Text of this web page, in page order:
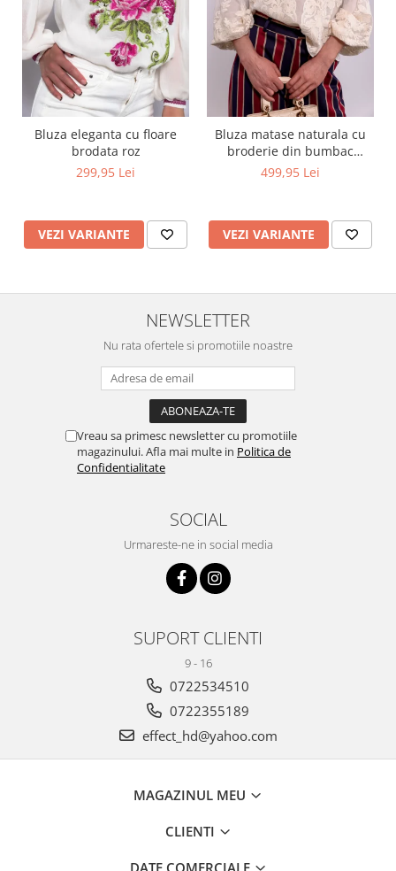
Bluza eleganta cu floare
brodata roz
299,95 Lei
VEZI VARIANTE
Bluza matase naturala cu
broderie din bumbac
captusita cu vascoza 100%
499,95 Lei
VEZI VARIANTE
NEWSLETTER
Nu rata ofertele si promotiile noastre
Vreau sa primesc newsletter cu promotiile
magazinului. Afla mai multe in Politica de
Confidentialitate
SOCIAL
Urmareste-ne in social media
SUPORT CLIENTI
9 - 16
0722534510
0722355189
effect_hd@yahoo.com
MAGAZINUL MEU
CLIENTI
DATE COMERCIALE